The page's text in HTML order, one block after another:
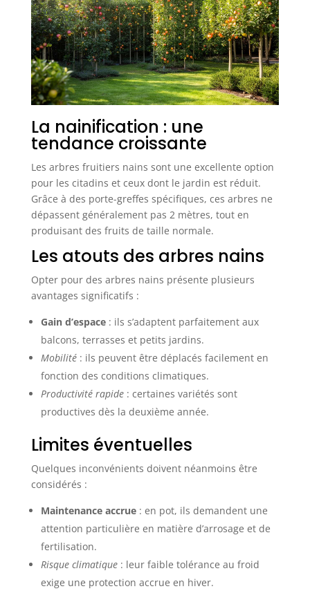
La nainification : une
tendance croissante
Les arbres fruitiers nains sont une excellente option
pour les citadins et ceux dont le jardin est réduit.
Grâce à des porte-greffes spécifiques, ces arbres ne
dépassent généralement pas 2 mètres, tout en
produisant des fruits de taille normale.
Les atouts des arbres nains
Opter pour des arbres nains présente plusieurs
avantages significatifs :
Gain d’espace: ils s’adaptent parfaitement aux
balcons, terrasses et petits jardins.
Mobilité: ils peuvent être déplacés facilement en
fonction des conditions climatiques.
Productivité rapide: certaines variétés sont
productives dès la deuxième année.
Limites éventuelles
Quelques inconvénients doivent néanmoins être
considérés :
Maintenance accrue: en pot, ils demandent une
attention particulière en matière d’arrosage et de
fertilisation.
Risque climatique: leur faible tolérance au froid
exige une protection accrue en hiver.